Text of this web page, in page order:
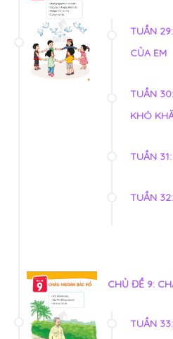
TUẦN
CỦA EM
TUẦN
KHÓ
TUẦN
TUẦN
CHỦ ĐỀ 9:
TUẦN